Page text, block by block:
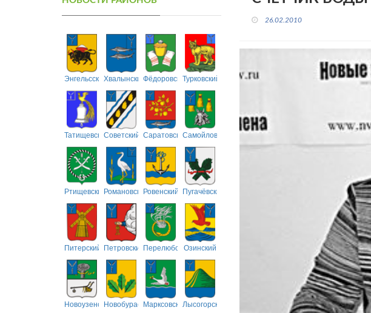
ЭнгельсскийХвалынскийФёдоровскийТурковский
ТатищевскийСоветский СаратовскийСамойловский
РтищевскийРомановскийРовенский Пугачёвский
Питерский ПетровскийПерелюбскийОзинский
НовоузенскийНовобурасскийМарксовскийЛысогорский
26.02.2010